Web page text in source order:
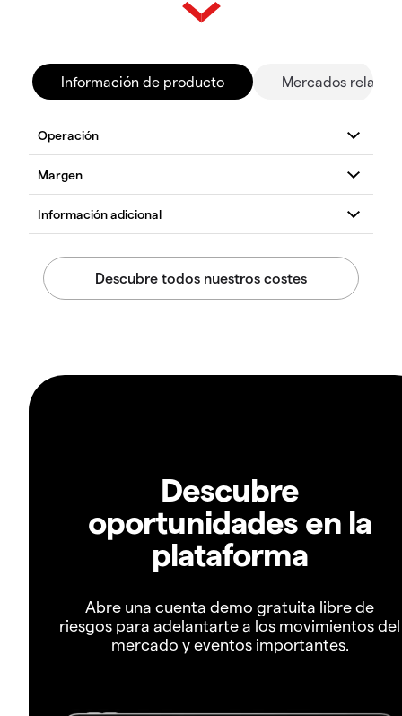
Información de producto Mercados
Descubre
oportunidades en la
plataforma
Abre una cuenta demo gratuita libre de
riesgos para adelantarte a los movimientos del
mercado y eventos importantes.